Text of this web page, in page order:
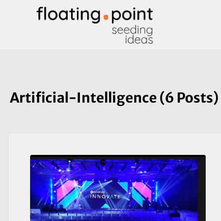
Artificial-Intelligence (6 Posts)